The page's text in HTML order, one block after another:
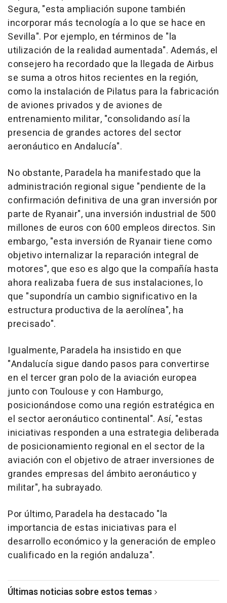
Segura, "esta ampliación supone también
incorporar más tecnología a lo que se hace en
Sevilla". Por ejemplo, en términos de "la
utilización de la realidad aumentada". Además, el
consejero ha recordado que la llegada de Airbus
se suma a otros hitos recientes en la región,
como la instalación de Pilatus para la fabricación
de aviones privados y de aviones de
entrenamiento militar, "consolidando así la
presencia de grandes actores del sector
aeronáutico en Andalucía".
No obstante, Paradela ha manifestado que la
administración regional sigue "pendiente de la
confirmación definitiva de una gran inversión por
parte de Ryanair", una inversión industrial de 500
millones de euros con 600 empleos directos. Sin
embargo, "esta inversión de Ryanair tiene como
objetivo internalizar la reparación integral de
motores", que eso es algo que la compañía hasta
ahora realizaba fuera de sus instalaciones, lo
que "supondría un cambio significativo en la
estructura productiva de la aerolínea", ha
precisado".
Igualmente, Paradela ha insistido en que
"Andalucía sigue dando pasos para convertirse
en el tercer gran polo de la aviación europea
junto con Toulouse y con Hamburgo,
posicionándose como una región estratégica en
el sector aeronáutico continental". Así, "estas
iniciativas responden a una estrategia deliberada
de posicionamiento regional en el sector de la
aviación con el objetivo de atraer inversiones de
grandes empresas del ámbito aeronáutico y
militar", ha subrayado.
Por último, Paradela ha destacado "la
importancia de estas iniciativas para el
desarrollo económico y la generación de empleo
cualificado en la región andaluza".
Últimas noticias sobre estos temas